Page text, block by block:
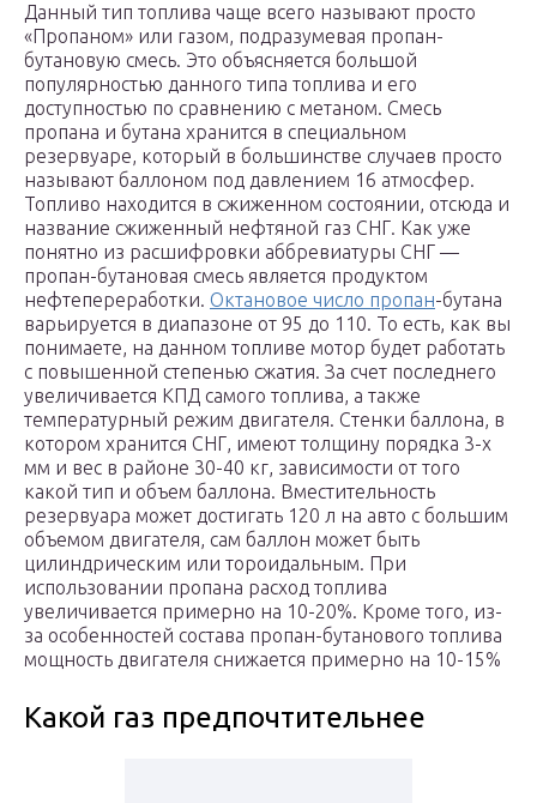
Данный тип топлива чаще всего называют просто
«Пропаном» или газом, подразумевая пропан-
бутановую смесь. Это объясняется большой
популярностью данного типа топлива и его
доступностью по сравнению с метаном. Смесь
пропана и бутана хранится в специальном
резервуаре, который в большинстве случаев просто
называют баллоном под давлением 16 атмосфер.
Топливо находится в сжиженном состоянии, отсюда и
название сжиженный нефтяной газ СНГ. Как уже
понятно из расшифровки аббревиатуры СНГ —
пропан-бутановая смесь является продуктом
нефтепереработки. Октановое число пропан-бутана
варьируется в диапазоне от 95 до 110. То есть, как вы
понимаете, на данном топливе мотор будет работать
с повышенной степенью сжатия. За счет последнего
увеличивается КПД самого топлива, а также
температурный режим двигателя. Стенки баллона, в
котором хранится СНГ, имеют толщину порядка 3-х
мм и вес в районе 30-40 кг, зависимости от того
какой тип и объем баллона. Вместительность
резервуара может достигать 120 л на авто с большим
объемом двигателя, сам баллон может быть
цилиндрическим или тороидальным. При
использовании пропана расход топлива
увеличивается примерно на 10-20%. Кроме того, из-
за особенностей состава пропан-бутанового топлива
мощность двигателя снижается примерно на 10-15%
Какой газ предпочтительнее